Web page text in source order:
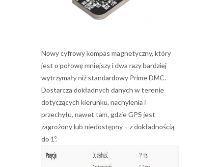
Nowy cyfrowy kompas magnetyczny, który
jest o połowę mniejszy i dwa razy bardziej
wytrzymały niż standardowy Prime DMC.
Dostarcza dokładnych danych w terenie
dotyczących kierunku, nachylenia i
przechyłu, nawet tam, gdzie GPS jest
zagrożony lub niedostępny – z dokładnością
do 1º.